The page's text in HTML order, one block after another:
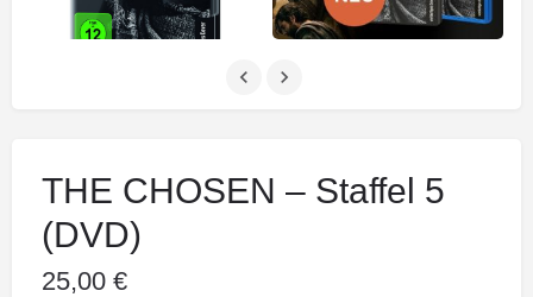
THE CHOSEN – Staffel 5
(DVD)
25,00 €